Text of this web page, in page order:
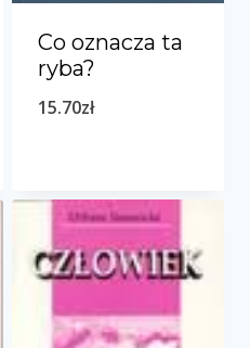
Co oznacza ta
ryba?
15.70zł